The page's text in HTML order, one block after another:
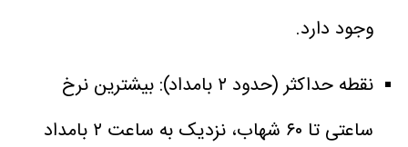
وجود دارد.
نقطه حداکثر (حدود ۲ بامداد): بیشترین نرخ
ساعتی تا ۶۰ شهاب، نزدیک به ساعت ۲ بامداد